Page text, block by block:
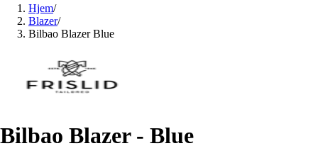
Hjem/
Blazer/
Bilbao Blazer Blue
Bilbao Blazer - Blue